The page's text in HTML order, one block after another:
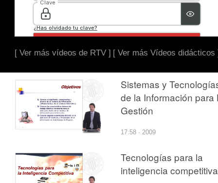
[ Ver más vídeos de RTV ] [ Ver más Vídeos didácticos
Sistemas y
de la Información para
Gestión
17:58 · 2009
Tecnologías para la
inteligencia competitiva